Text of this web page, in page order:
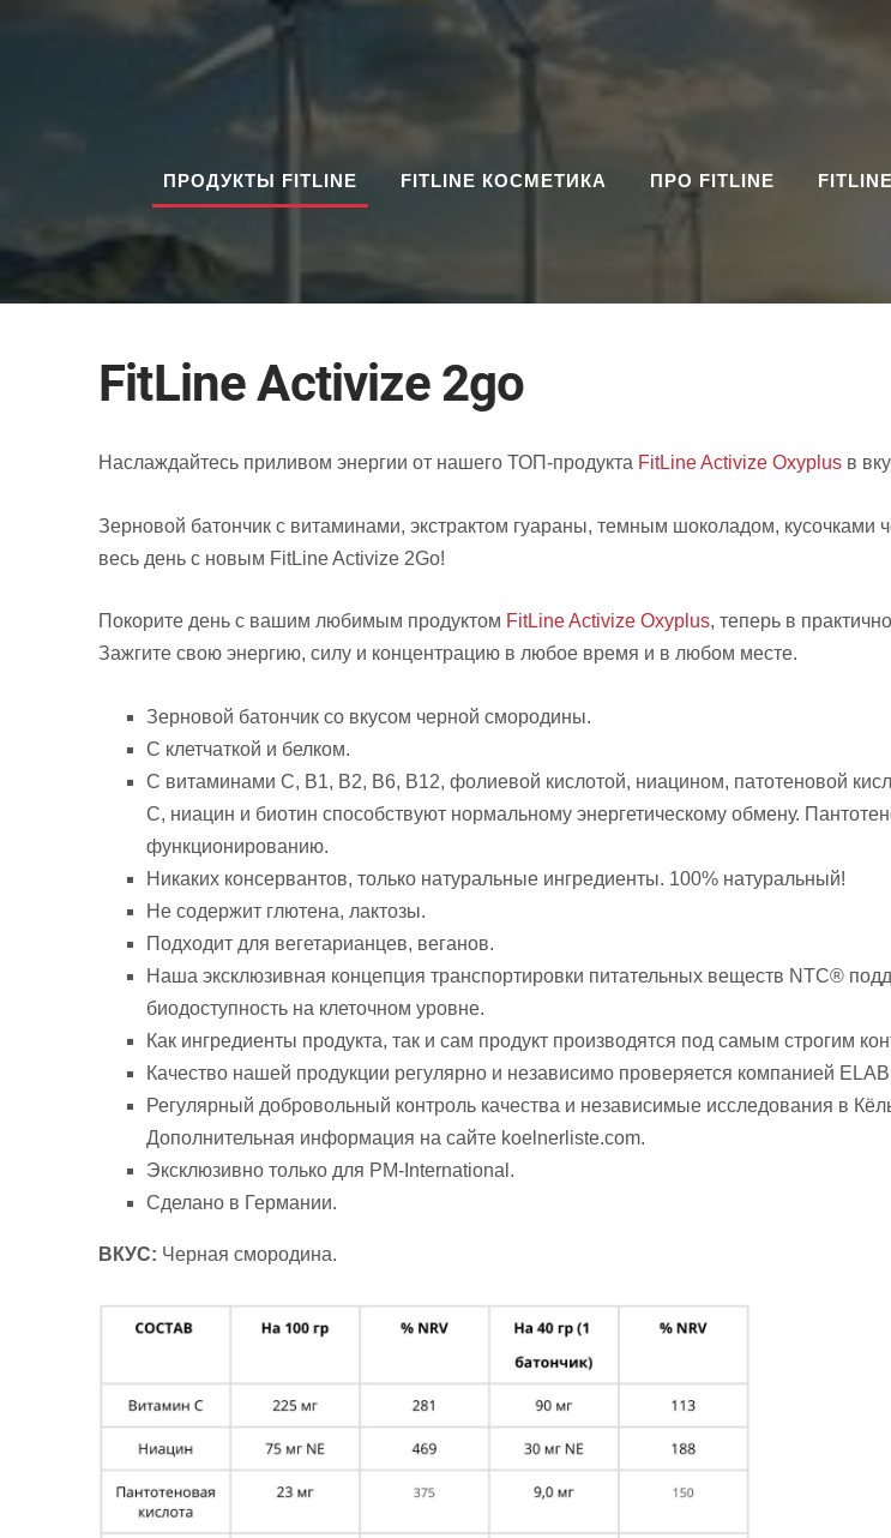
ПРОДУКТЫ FITLINE FITLINE КОСМЕТИКА ПРО FITLINE
FitLine Аctivize 2go
Наслаждайтесь приливом энергии от нашего ТОП-продукта FitLine Activize Oxyplus в
Зерновой батончик с витаминами, экстрактом гуараны, темным шоколадом, кусочками
весь день с новым FitLine Activize 2Go!
Покорите день с вашим любимым продуктом FitLine Activize Oxyplus, теперь в
Зажгите свою энергию, силу и концентрацию в любое время и в любом месте.
Зерновой батончик со вкусом черной смородины.
С клетчаткой и белком.
С витаминами С, В1, В2, В6, В12, фолиевой кислотой, ниацином, патотеновой
C, ниацин и биотин способствуют нормальному энергетическому обмену.
функционированию.
Никаких консервантов, только натуральные ингредиенты. 100% натуральный!
Не содержит глютена, лактозы.
Подходит для вегетарианцев, веганов.
Наша эксклюзивная концепция транспортировки питательных веществ NTC®
биодоступность на клеточном уровне.
Как ингредиенты продукта, так и сам продукт производятся под самым строгим
Качество нашей продукции регулярно и независимо проверяется компанией
Регулярный добровольный контроль качества и независимые исследования в
Дополнительная информация на сайте koelnerliste.com.
Эксклюзивно только для PM-International.
Сделано в Германии.
ВКУС: Черная смородина.